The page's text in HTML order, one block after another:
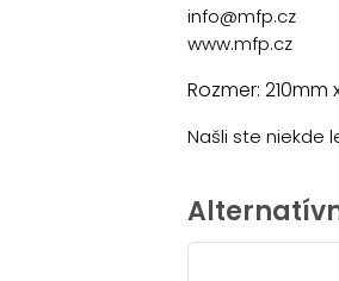
info@mfp.cz
www.mfp.cz
Rozmer: 210mm
Našli ste niekde